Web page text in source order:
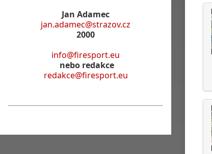
Jan Adamec
jan.adamec@strazov.cz
2000
info@firesport.eu
nebo redakce
redakce@firesport.eu